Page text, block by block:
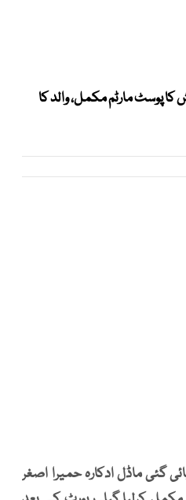
پوسٹ مارٹم مکمل، والد کا
گئی ماڈل ادکارہ حمیرا اصغر